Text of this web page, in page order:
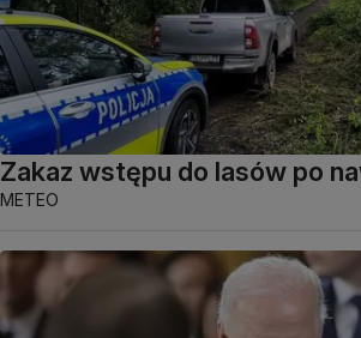
Zakaz wstępu do lasów po
METEO